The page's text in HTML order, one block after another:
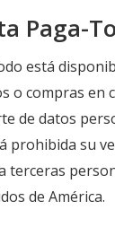
Paga-
está
o compras en
de datos
prohibida su
terceras
de América.